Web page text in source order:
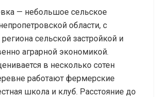
— небольшое сельское
области, с
сельской застройкой и
аграрной экономикой.
в несколько сотен
работают фермерские
школа и клуб. Расстояние до